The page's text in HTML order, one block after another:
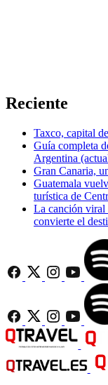
Reciente
Taxco, capital
Guía completa
Argentina
Gran Canaria,
Guatemala
turística de
La canción viral
convierte el